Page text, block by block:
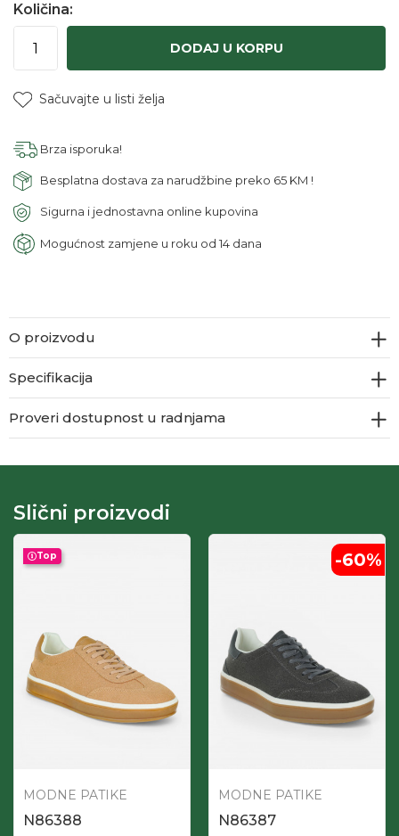
Količina:
DODAJ U KORPU
Sačuvajte u listi želja
Brza isporuka!
Besplatna dostava za narudžbine preko 65 KM !
Sigurna i jednostavna online kupovina
Mogućnost zamjene u roku od 14 dana
O proizvodu
Specifikacija
Proveri dostupnost u radnjama
Slični proizvodi
Top
MODNE PATIKE
N86388
-60%
MODNE PATIKE
N86387